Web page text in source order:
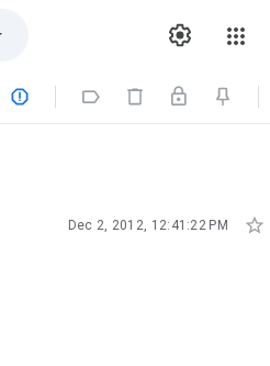
 
Dec 2, 2012, 12:41:22 PM 